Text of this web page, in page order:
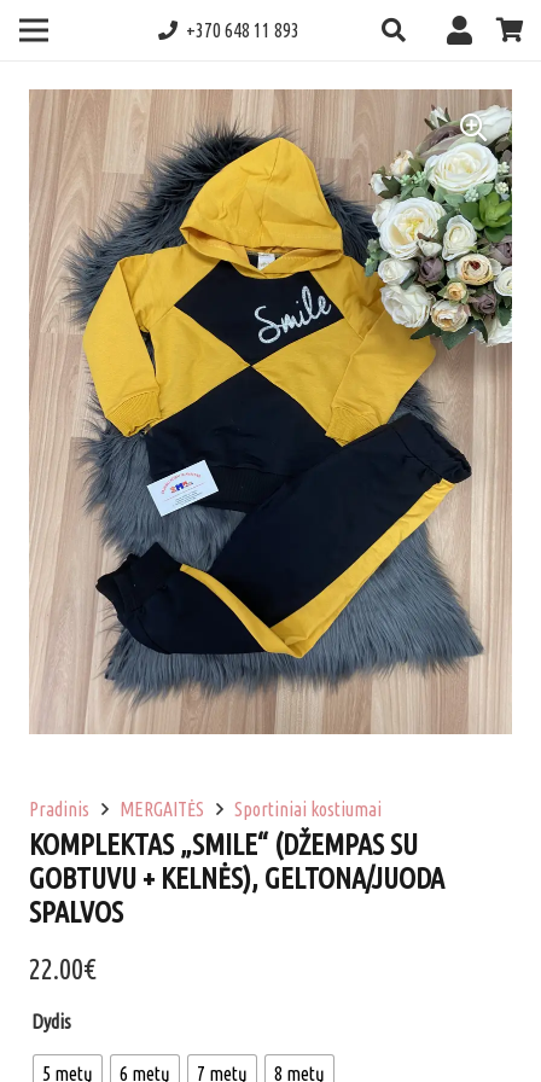
+370 648 11 893
Pradinis MERGAITĖS Sportiniai kostiumai
KOMPLEKTAS „SMILE“ (DŽEMPAS SU
GOBTUVU + KELNĖS), GELTONA/JUODA
SPALVOS
22.00€
Dydis
5 metų 6 metų 7 metų 8 metų